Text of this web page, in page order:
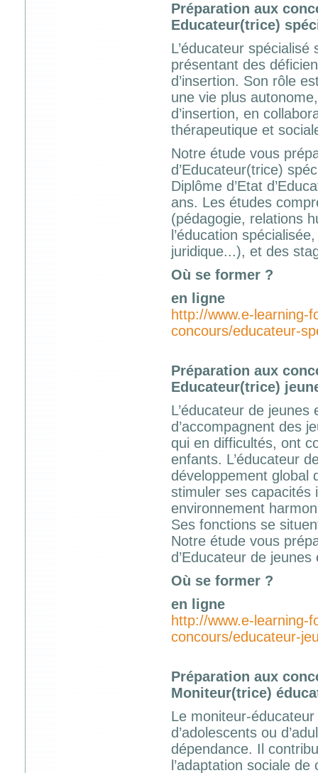
Préparation aux
Educateur(trice)
L’éducateur spécialisé
présentant des
d’insertion. Son rôle
une vie plus
d’insertion, en
thérapeutique et
Notre étude vous
d’Educateur(trice)
Diplôme d’Etat
ans. Les études
(pédagogie, relations
l’éducation
juridique...), et des
Où se former ?
en ligne
http://www.e-learning-
concours/educateur-
Préparation aux
Educateur(trice)
L’éducateur de
d’accompagnent des
qui en difficultés, ont
enfants. L’éducateur
développement global
stimuler ses capacités
environnement
Ses fonctions se
Notre étude vous
d’Educateur de jeunes
Où se former ?
en ligne
http://www.e-learning-
concours/educateur-
Préparation aux
Moniteur(trice)
Le moniteur-
d’adolescents ou
dépendance. Il
l’adaptation sociale